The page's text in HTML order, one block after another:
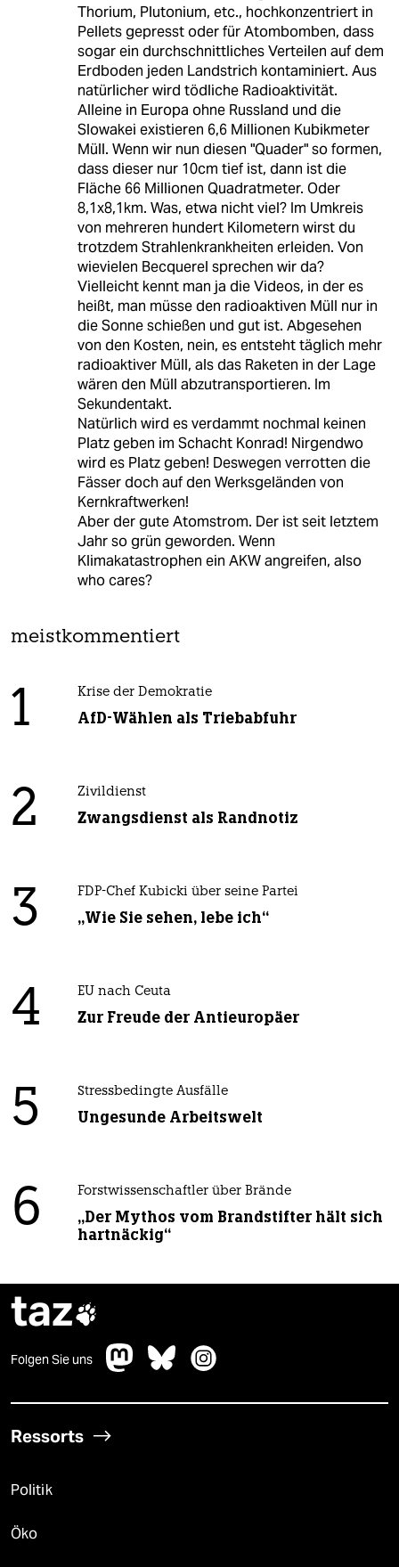
Thorium, Plutonium, etc., hochkonzentriert in
Pellets gepresst oder für Atombomben, dass
sogar ein durchschnittliches Verteilen auf dem
Erdboden jeden Landstrich kontaminiert. Aus
natürlicher wird tödliche Radioaktivität.
Alleine in Europa ohne Russland und die
Slowakei existieren 6,6 Millionen Kubikmeter
Müll. Wenn wir nun diesen "Quader" so formen,
dass dieser nur 10cm tief ist, dann ist die
Fläche 66 Millionen Quadratmeter. Oder
8,1x8,1km. Was, etwa nicht viel? Im Umkreis
von mehreren hundert Kilometern wirst du
trotzdem Strahlenkrankheiten erleiden. Von
wievielen Becquerel sprechen wir da?
Vielleicht kennt man ja die Videos, in der es
heißt, man müsse den radioaktiven Müll nur in
die Sonne schießen und gut ist. Abgesehen
von den Kosten, nein, es entsteht täglich mehr
radioaktiver Müll, als das Raketen in der Lage
wären den Müll abzutransportieren. Im
Sekundentakt.
Natürlich wird es verdammt nochmal keinen
Platz geben im Schacht Konrad! Nirgendwo
wird es Platz geben! Deswegen verrotten die
Fässer doch auf den Werksgeländen von
Kernkraftwerken!
Aber der gute Atomstrom. Der ist seit letztem
Jahr so grün geworden. Wenn
Klimakatastrophen ein AKW angreifen, also
who cares?
meistkommentiert
1 Krise der Demokratie
AfD-Wählen als Triebabfuhr
2 Zivildienst
Zwangsdienst als Randnotiz
3 FDP-Chef Kubicki über seine Partei
„Wie Sie sehen, lebe ich“
4 EU nach Ceuta
Zur Freude der Antieuropäer
5 Stressbedingte Ausfälle
Ungesunde Arbeitswelt
6 Forstwissenschaftler über Brände
„Der Mythos vom Brandstifter hält sich
hartnäckig“
taz
Folgen Sie uns
Ressorts
Politik
Öko